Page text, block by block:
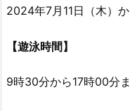
2024年7月11日（木）
【遊泳時間】
9時30分から17時00分